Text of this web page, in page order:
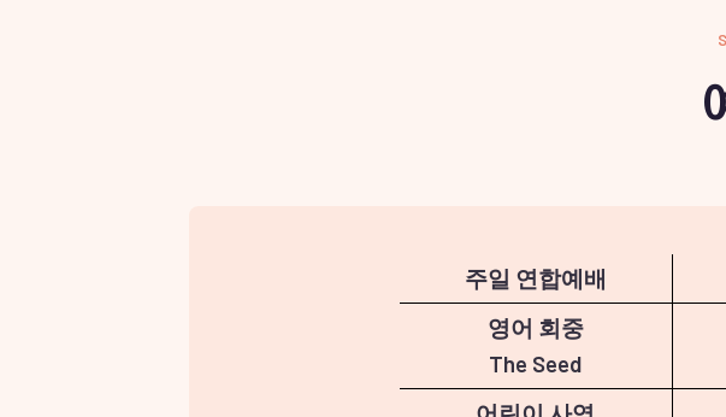
주일 연합예배
영어 회중
The Seed